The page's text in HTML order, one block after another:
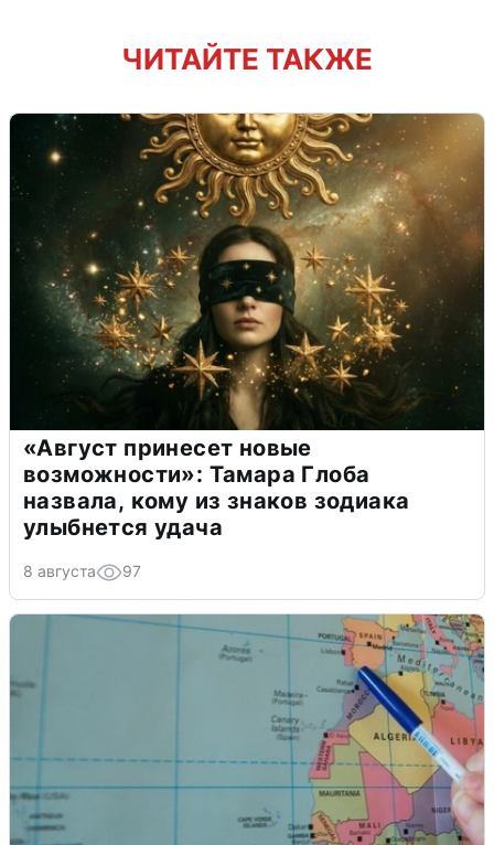
ЧИТАЙТЕ ТАКЖЕ
«Август принесет новые
возможности»: Тамара Глоба
назвала, кому из знаков зодиака
улыбнется удача
8 августа 97